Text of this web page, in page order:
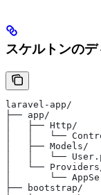
スケルトンの
laravel-app/
├── app/
│   ├── Http/
│   │   └──
│   ├── Models/
│   │   └──
│   └──
│       └──
├── bootstrap/